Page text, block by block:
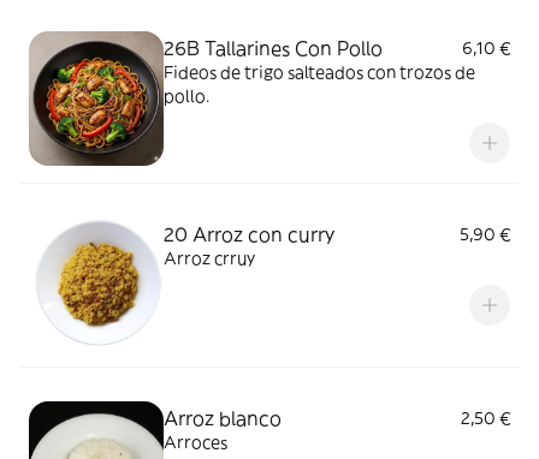
26B Tallarines Con Pollo
6,10 €
Fideos de trigo salteados con trozos de
pollo.
20 Arroz con curry
5,90 €
Arroz crruy
Arroz blanco
2,50 €
Arroces